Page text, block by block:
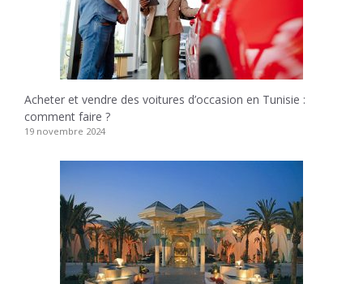
Acheter et vendre des voitures d’occasion en Tunisie :
comment faire ?
19 novembre 2024